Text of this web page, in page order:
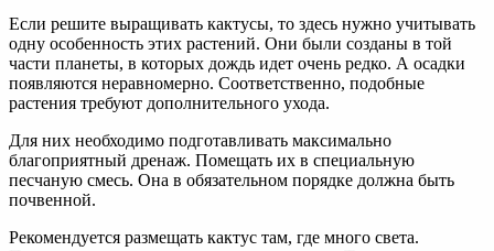
Если решите выращивать кактусы, то здесь нужно учитывать
одну особенность этих растений. Они были созданы в той
части планеты, в которых дождь идет очень редко. А осадки
появляются неравномерно. Соответственно, подобные
растения требуют дополнительного ухода.
Для них необходимо подготавливать максимально
благоприятный дренаж. Помещать их в специальную
песчаную смесь. Она в обязательном порядке должна быть
почвенной.
Рекомендуется размещать кактус там, где много света.